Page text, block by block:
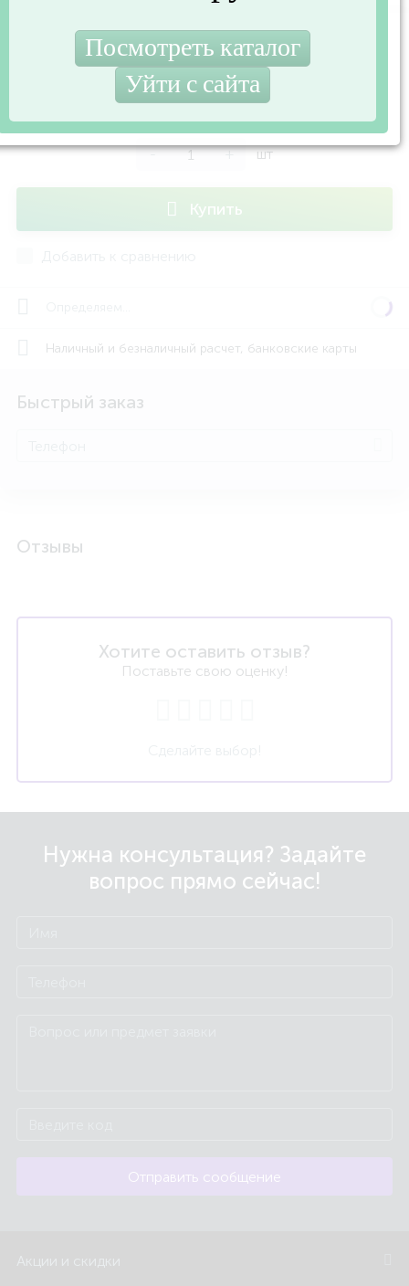
105 руб. /шт
Экономия 24 руб.
В наличии
- + шт
Купить
Наличный и безналичный расчет, банковские карты
Быстрый заказ
Отзывы
Хотите оставить отзыв?
Поставьте свою оценку!
Нужна консультация? Задайте
вопрос прямо сейчас!
Отправить сообщение
Акции и скидки